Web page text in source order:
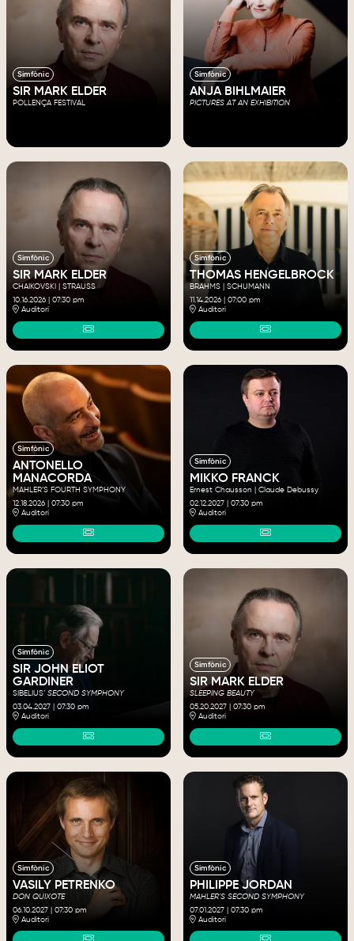
Simfònic
SIR MARK ELDER
POLLENÇA FESTIVAL
Simfònic
ANJA BIHLMAIER
PICTURES AT AN EXHIBITION
Simfònic
SIR MARK ELDER
CHAIKOVSKI | STRAUSS
10.16.2026| 07:30 pm
Auditori
Simfònic
THOMAS HENGELBROCK
BRAHMS | SCHUMANN
11.14.2026| 07:00 pm
Auditori
Simfònic
ANTONELLO
MANACORDA
MAHLER’S FOURTH SYMPHONY
12.18.2026| 07:30 pm
Auditori
Simfònic
MIKKO FRANCK
Ernest Chausson | Claude Debussy
02.12.2027| 07:30 pm
Auditori
Simfònic
SIR JOHN ELIOT
GARDINER
SIBELIUS’ SECOND SYMPHONY
03.04.2027| 07:30 pm
Auditori
Simfònic
SIR MARK ELDER
SLEEPING BEAUTY
05.20.2027| 07:30 pm
Auditori
Simfònic
VASILY PETRENKO
DON QUIXOTE
06.10.2027| 07:30 pm
Auditori
Simfònic
PHILIPPE JORDAN
MAHLER’S SECOND SYMPHONY
07.01.2027| 07:30 pm
Auditori